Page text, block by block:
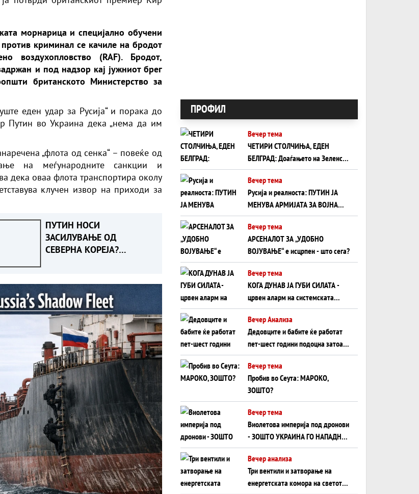
морнарица и специјално обучени
криминал се качиле на бродот
воздухопловство (RAF). Бродот,
и под надзор кај јужниот брег
британското Министерство за
еден удар за Русија“ и порака до
Путин во Украина дека „нема да им
„флота од сенка“ – повеќе од
на меѓународните санкции и
дека оваа флота транспортира околу
клучен извор на приходи за
ПУТИН НОСИ
ЗАСИЛУВАЊЕ ОД
СЕВЕРНА КОРЕЈА?
50.000 војници за
испраќање на фронтот
ПРОФИЛ
Вечер тема
ЧЕТИРИ СТОЛЧИЊА, ЕДЕН
БЕЛГРАД: Доаѓањето на Зеленски
ги открива тајните на политиката
на балансирање на Вучиќ
Вечер тема
Русија и реалноста: ПУТИН ЈА
МЕНУВА АРМИЈАТА ЗА ВОЈНА
ШТО ОСТАНУВА БЕЗ ФРОНТ
Вечер тема
АРСЕНАЛОТ ЗА „УДОБНО
ВОЈУВАЊЕ“ е исцрпен - што сега?
Вечер тема
КОГА ДУНАВ ЈА ГУБИ СИЛАТА -
црвен аларм на системската
плоча од јужна Германија до
Црното Море...
Вечер Анализа
Дедовците и бабите ќе работат
пет-шест години подоцна затоа
што НЕМААТ ВНУЦИ ДА ГИ
ЗАМЕНАТ
Вечер тема
Пробив во Сеута: МАРОКО,
ЗОШТО?
Вечер тема
Виолетова империја под дронови
- ЗОШТО УКРАИНА ГО НАПАДНА
РУСКИОТ WILDBERRIES
Вечер анализа
Три вентили и затворање на
енергетската комора на светот: